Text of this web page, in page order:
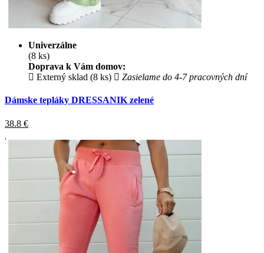
Univerzálne
(8 ks)
Doprava k Vám domov:
Externý sklad (8 ks)
Zasielame do 4-7 pracovných dní
Dámske tepláky DRESSANIK zelené
38.8 €